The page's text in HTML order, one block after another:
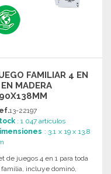
FAMILIAR 4 EN
MADERA
13-22197
: 1 047 artículos
: 3.1 x 19 x 13.8
de juegos 4 en 1 para toda
familia, incluye dominó,